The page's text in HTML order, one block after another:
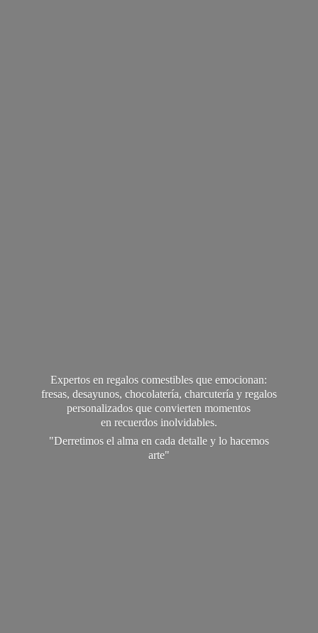
Expertos en regalos comestibles que emocionan:
fresas, desayunos, chocolatería, charcutería y regalos
personalizados que convierten momentos
en recuerdos inolvidables.
"Derretimos el alma en cada detalle y lo hacemos
arte"